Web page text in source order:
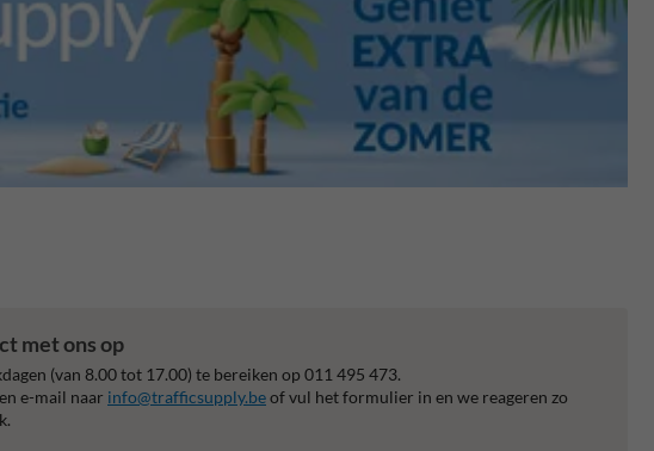
met ons op
(van 8.00 tot 17.00) te bereiken op 011 495 473.
e-mail naar info@trafficsupply.beof vul het formulier in en we reageren zo